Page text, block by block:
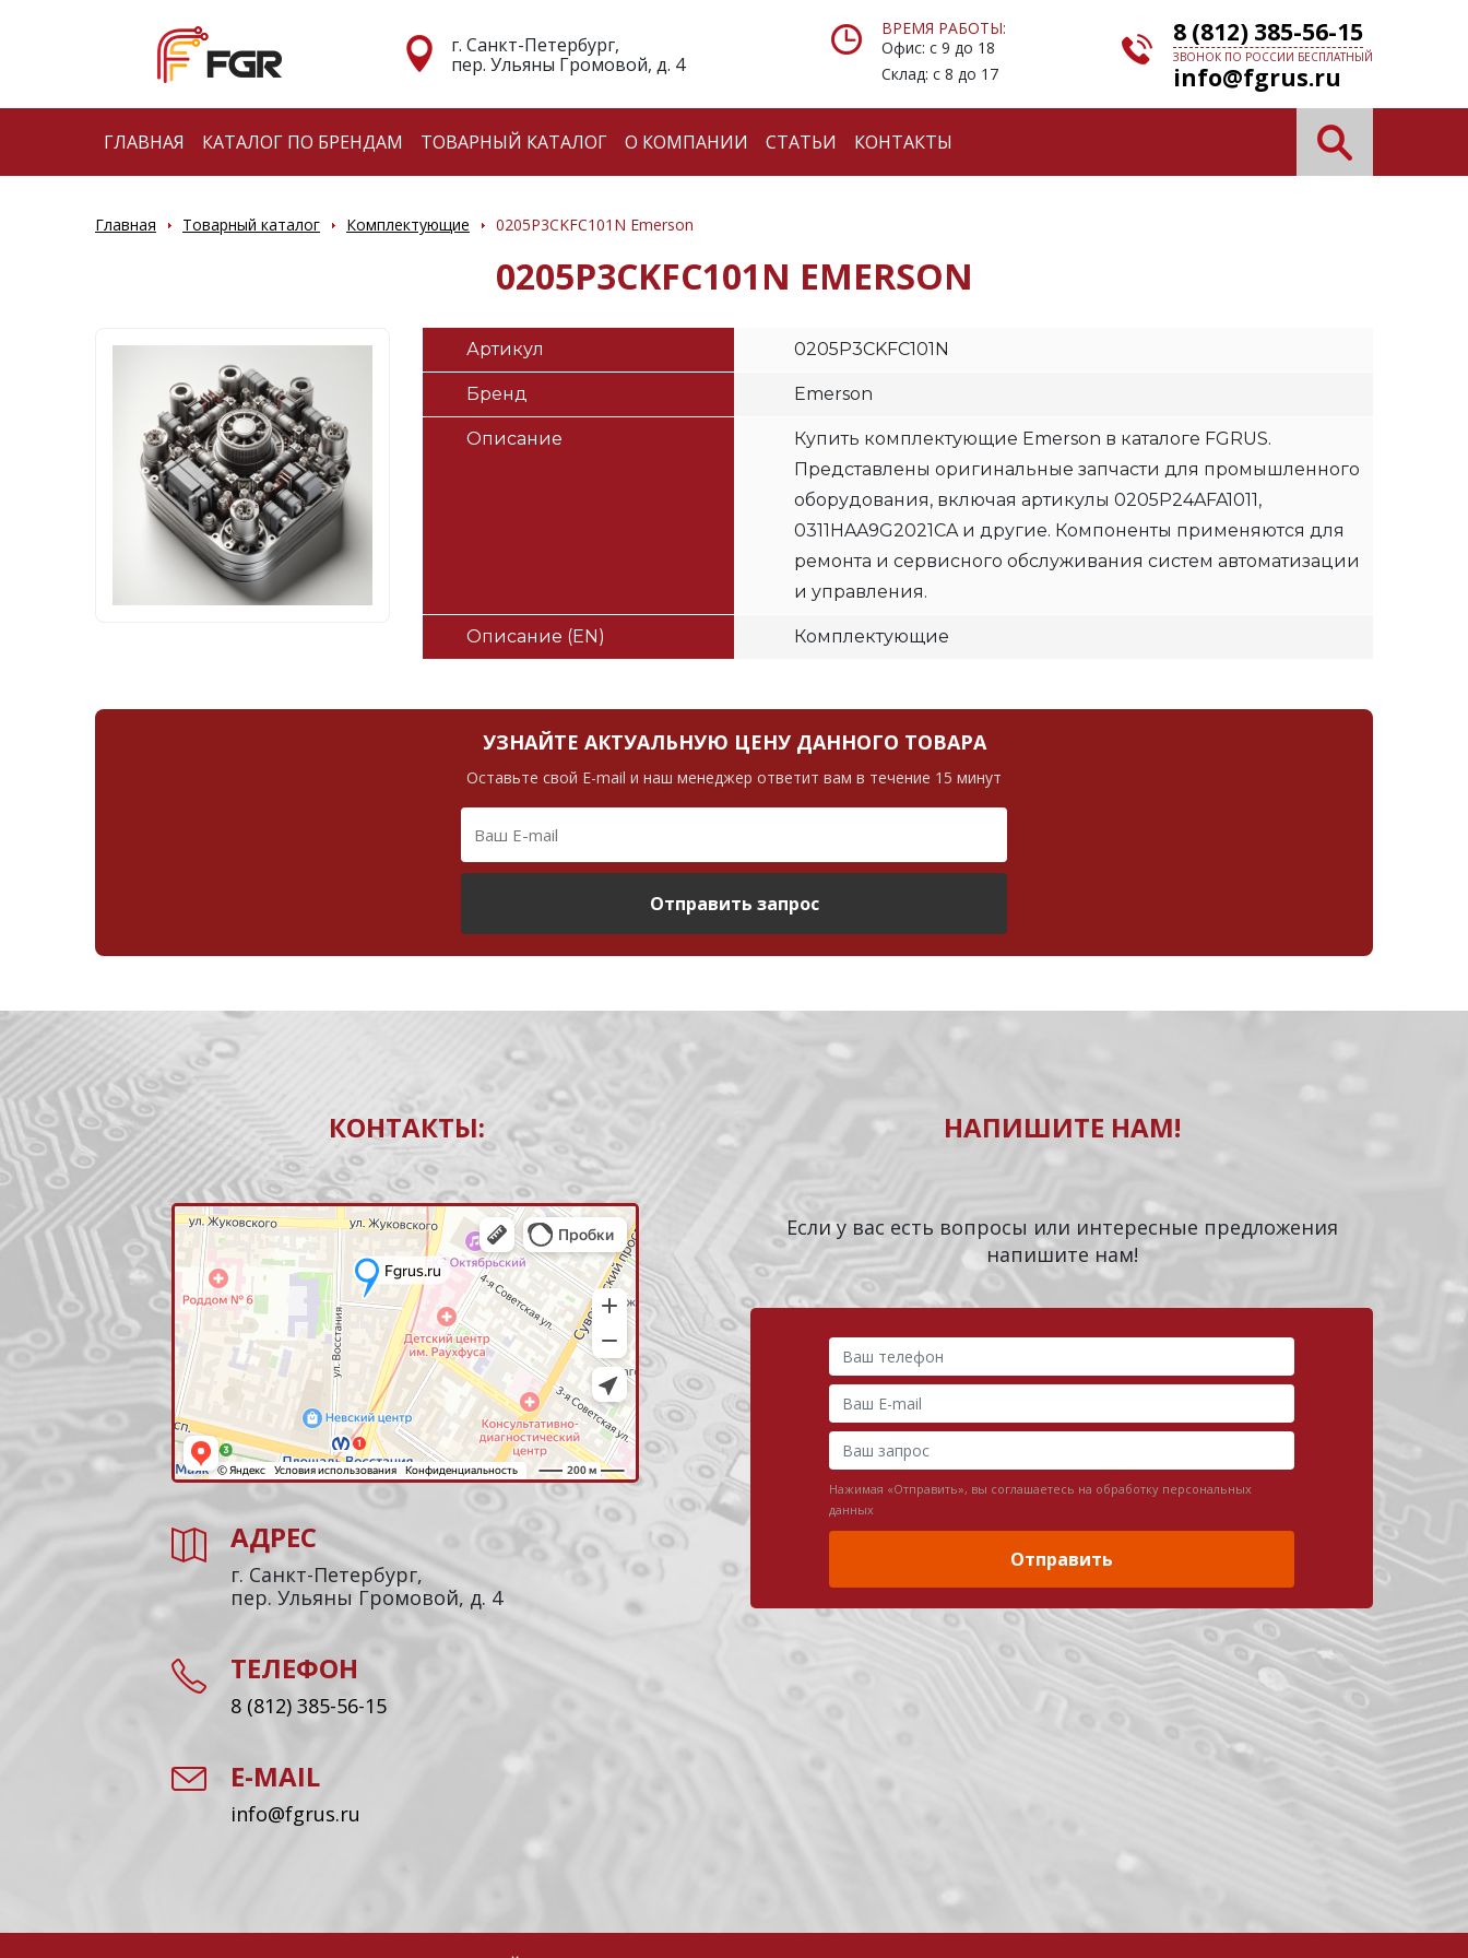
г. Санкт-Петербург,
пер. Ульяны Громовой, д. 4
ВРЕМЯ РАБОТЫ:
Офис: с 9 до 18
Склад: с 8 до 17
8 (812) 385-56-15
ЗВОНОК ПО РОССИИ БЕСПЛАТНЫЙ
info@fgrus.ru
ГЛАВНАЯ КАТАЛОГ ПО БРЕНДАМ ТОВАРНЫЙ КАТАЛОГ О КОМПАНИИ СТАТЬИ КОНТАКТЫ
Главная Товарный каталог Комплектующие 0205P3CKFC101N Emerson
0205P3CKFC101N EMERSON
Артикул 0205P3CKFC101N
Бренд Emerson
Описание
Купить комплектующие Emerson в каталоге FGRUS.
Представлены оригинальные запчасти для промышленного
оборудования, включая артикулы 0205P24AFA1011,
0311HAA9G2021CA и другие. Компоненты применяются для
ремонта и сервисного обслуживания систем автоматизации
и управления.
Описание (EN) Комплектующие
УЗНАЙТЕ АКТУАЛЬНУЮ ЦЕНУ ДАННОГО ТОВАРА
Оставьте свой E-mail и наш менеджер ответит вам в течение 15 минут
Отправить запрос
КОНТАКТЫ:
АДРЕС
г. Санкт-Петербург,
пер. Ульяны Громовой, д. 4
ТЕЛЕФОН
8 (812) 385-56-15
E-MAIL
info@fgrus.ru
НАПИШИТЕ НАМ!
Если у вас есть вопросы или интересные предложения
напишите нам!
Нажимая «Отправить», вы соглашаетесь на обработку персональных
данных
Отправить